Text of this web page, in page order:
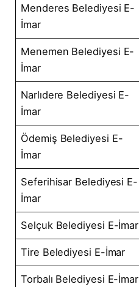
Menderes Belediyesi E-
İmar
Menemen Belediyesi E-
İmar
Narlıdere Belediyesi E-
İmar
Ödemiş Belediyesi E-
İmar
Seferihisar Belediyesi E-
İmar
Selçuk Belediyesi E-İmar
Tire Belediyesi E-İmar
Torbalı Belediyesi E-İmar